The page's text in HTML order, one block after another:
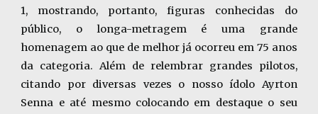
1, mostrando, portanto, figuras conhecidas do
público, o longa-metragem é uma grande
homenagem ao que de melhor já ocorreu em 75 anos
da categoria. Além de relembrar grandes pilotos,
citando por diversas vezes o nosso ídolo Ayrton
Senna e até mesmo colocando em destaque o seu